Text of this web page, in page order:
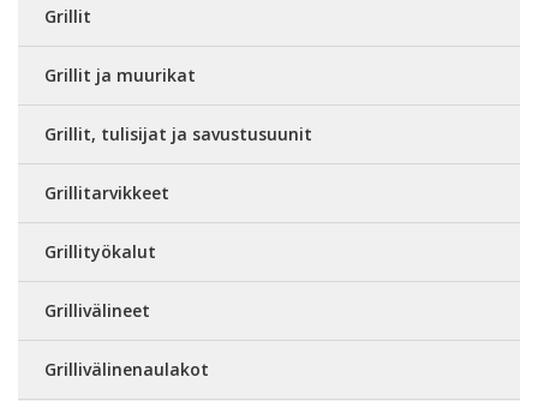
Grillit
Grillit ja muurikat
Grillit, tulisijat ja savustusuunit
Grillitarvikkeet
Grillityökalut
Grillivälineet
Grillivälinenaulakot